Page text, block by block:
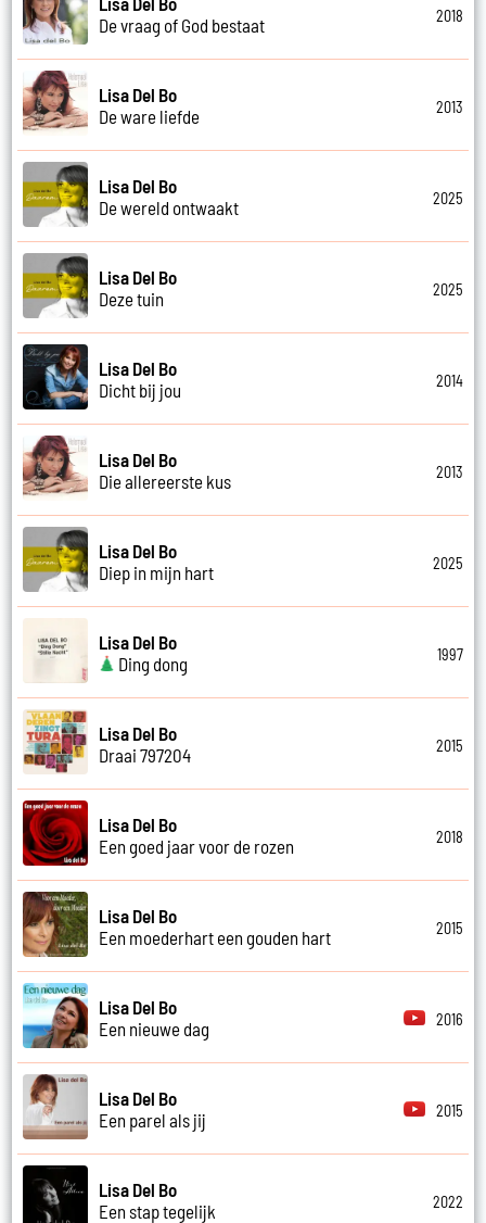
De vraag of God bestaat
2018
Lisa Del Bo
De ware liefde
2013
Lisa Del Bo
De wereld ontwaakt
2025
Lisa Del Bo
Deze tuin
2025
Lisa Del Bo
Dicht bij jou
2014
Lisa Del Bo
Die allereerste kus
2013
Lisa Del Bo
Diep in mijn hart
2025
Lisa Del Bo
Ding dong
1997
Lisa Del Bo
Draai 797204
2015
Lisa Del Bo
Een goed jaar voor de rozen
2018
Lisa Del Bo
Een moederhart een gouden hart
2015
Lisa Del Bo
Een nieuwe dag
2016
Lisa Del Bo
Een parel als jij
2015
Lisa Del Bo
Een stap tegelijk
2022